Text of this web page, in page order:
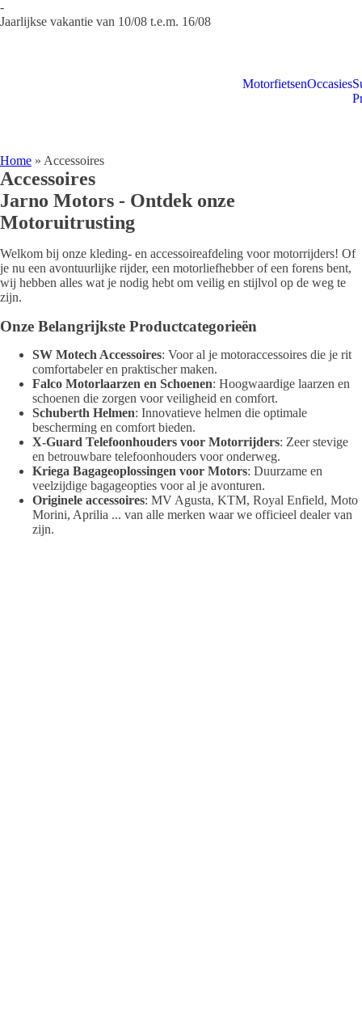
-
Jaarlijkse vakantie van 10/08 t.e.m. 16/08
MotorfietsenOccasies
Home » Accessoires
Accessoires
Jarno Motors - Ontdek onze
Motoruitrusting
Welkom bij onze kleding- en accessoireafdeling voor motorrijders! Of
je nu een avontuurlijke rijder, een motorliefhebber of een forens bent,
wij hebben alles wat je nodig hebt om veilig en stijlvol op de weg te
zijn.
Onze Belangrijkste Productcategorieën
SW Motech Accessoires: Voor al je motoraccessoires die je rit
comfortabeler en praktischer maken.
Falco Motorlaarzen en Schoenen: Hoogwaardige laarzen en
schoenen die zorgen voor veiligheid en comfort.
Schuberth Helmen: Innovatieve helmen die optimale
bescherming en comfort bieden.
X-Guard Telefoonhouders voor Motorrijders: Zeer stevige
en betrouwbare telefoonhouders voor onderweg.
Kriega Bagageoplossingen voor Motors: Duurzame en
veelzijdige bagageopties voor al je avonturen.
Originele accessoires: MV Agusta, KTM, Royal Enfield, Moto
Morini, Aprilia ... van alle merken waar we officieel dealer van
zijn.